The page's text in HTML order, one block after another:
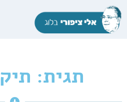
תגית: תיק 4000